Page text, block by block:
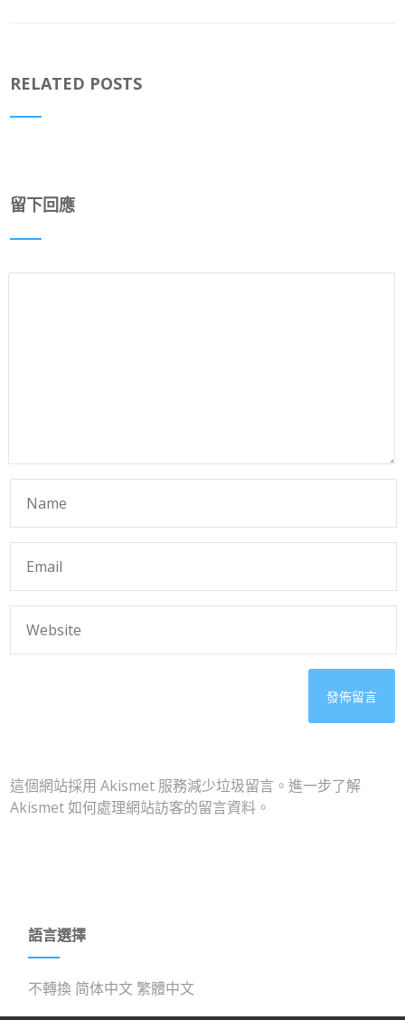
RELATED POSTS
留下回應
這個網站採用 Akismet 服務減少垃圾留言。進一步了解
Akismet 如何處理網站訪客的留言資料 。
語言選擇
不轉換 简体中文 繁體中文